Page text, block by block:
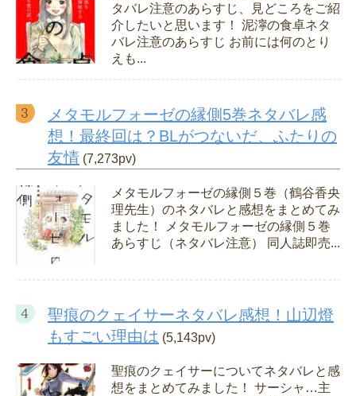
タバレ注意のあらすじ、見どころをご紹
介したいと思います！ 泥濘の食卓ネタ
バレ注意のあらすじ お前には何のとり
えも...
メタモルフォーゼの縁側5巻ネタバレ感
想！最終回は？BLがつないだ、ふたりの
友情 (7,273pv)
メタモルフォーゼの縁側５巻（鶴谷香央
理先生）のネタバレと感想をまとめてみ
ました！ メタモルフォーゼの縁側５巻
あらすじ（ネタバレ注意） 同人誌即売...
聖痕のクェイサーネタバレ感想！山辺燈
もすごい理由は (5,143pv)
聖痕のクェイサーについてネタバレと感
想をまとめてみました！ サーシャ…主